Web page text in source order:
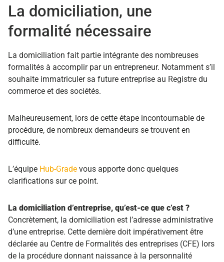
La domiciliation, une
formalité nécessaire
La domiciliation fait partie intégrante des nombreuses
formalités à accomplir par un entrepreneur. Notamment s’il
souhaite immatriculer sa future entreprise au Registre du
commerce et des sociétés.
Malheureusement, lors de cette étape incontournable de
procédure, de nombreux demandeurs se trouvent en
difficulté.
L’équipe Hub-Grade vous apporte donc quelques
clarifications sur ce point.
La domiciliation d’entreprise, qu’est-ce que c’est ?
Concrètement, la domiciliation est l’adresse administrative
d’une entreprise. Cette dernière doit impérativement être
déclarée au Centre de Formalités des entreprises (CFE) lors
de la procédure donnant naissance à la personnalité